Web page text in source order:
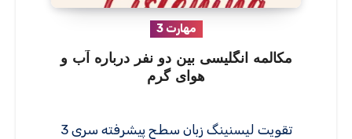
مهارت 3
مکالمه انگلیسی بین دو نفر درباره آب و
هوای گرم
تقویت لیسنینگ زبان سطح پیشرفته سری 3